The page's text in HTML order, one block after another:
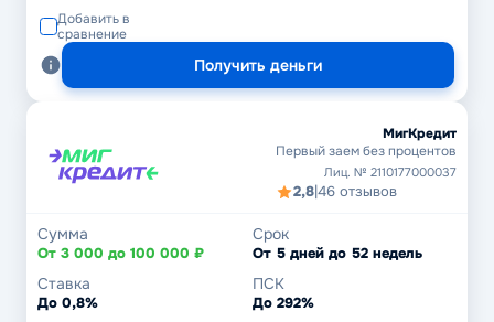
Добавить в
сравнение
Получить деньги
МигКредит
Первый заем без процентов
Лиц. № 2110177000037
2,8|46 отзывов
Сумма
От 3 000 до 100 000 ₽
Срок
От 5 дней до 52 недель
Ставка
До 0,8%
ПСК
До 292%